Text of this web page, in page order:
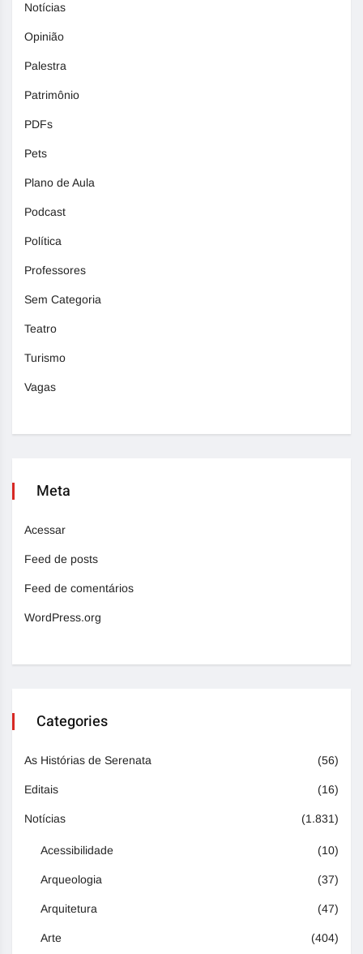
Notícias
Opinião
Palestra
Patrimônio
PDFs
Pets
Plano de Aula
Podcast
Política
Professores
Sem Categoria
Teatro
Turismo
Vagas
Meta
Acessar
Feed de posts
Feed de comentários
WordPress.org
Categories
As Histórias de Serenata (56)
Editais (16)
Notícias (1.831)
Acessibilidade (10)
Arqueologia (37)
Arquitetura (47)
Arte (404)